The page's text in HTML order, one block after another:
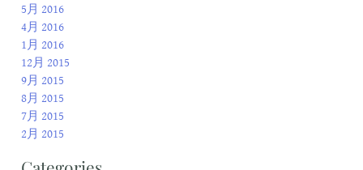
5月 2016
4月 2016
1月 2016
12月 2015
9月 2015
8月 2015
7月 2015
2月 2015